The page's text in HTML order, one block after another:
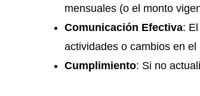
mensuales (o el monto
Comunicación Efectiva:
actividades o cambios en el
Cumplimiento: Si no